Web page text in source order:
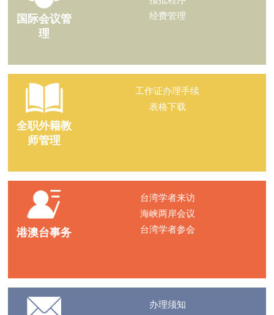
国际会议管
理
经费管理
全职外籍教
师管理
工作证办理手续
表格下载
港澳台事务
台湾学者来访
海峡两岸会议
台湾学者参会
办理须知